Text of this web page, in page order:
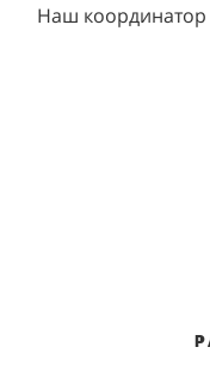
Наш координатор